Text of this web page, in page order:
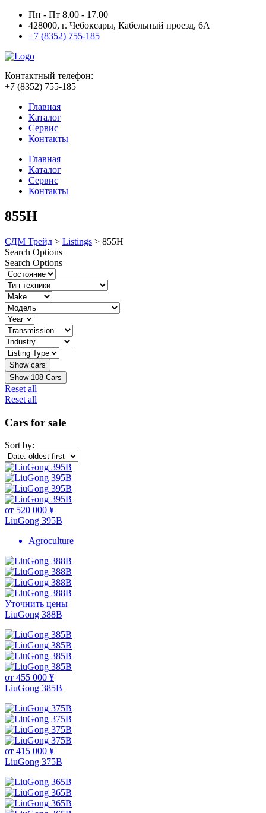
Пн - Пт 8.00 - 17.00
428000, г. Чебоксары, Кабельный проезд, 6А
+7 (8352) 755-185
Контактный телефон:
+7 (8352) 755-185
Главная
Каталог
Сервис
Контакты
Главная
Каталог
Сервис
Контакты
855H
СДМ Трейд > Listings > 855H
Search Options
Search Options
Show 108 Cars
Reset all
Reset all
Cars for sale
Sort by:
от 520 000 ¥
LiuGong 395B
Agroculture
Уточнить цены
LiuGong 388В
от 455 000 ¥
LiuGong 385B
от 415 000 ¥
LiuGong 375B